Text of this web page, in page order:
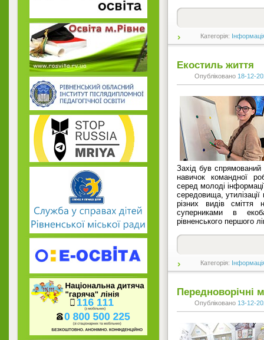
Категорія:
Екостиль життя
Опубліковано 18-12-
Захід був
навичок командної
серед молоді
середовища,
різних видів сміття
суперниками в
рівненського першого
Категорія:
Передноворічні
Опубліковано 13-12-